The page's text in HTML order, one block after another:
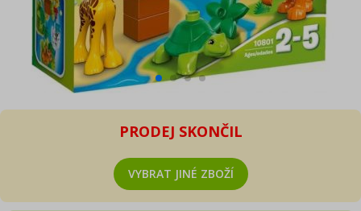
PRODEJ SKONČIL
VYBRAT JINÉ ZBOŽÍ